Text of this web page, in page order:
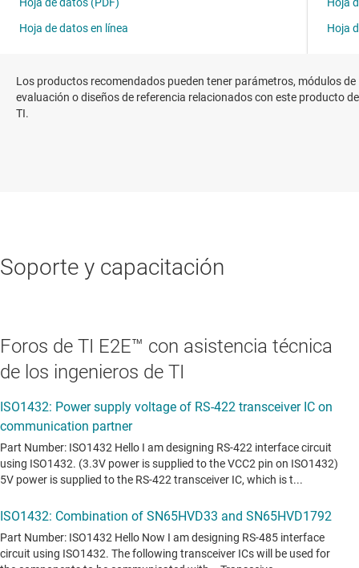
Los productos recomendados pueden tener parámetros, módulos de
evaluación o diseños de referencia relacionados con este producto de
TI.
Soporte y capacitación
Foros de TI E2E™ con asistencia técnica
de los ingenieros de TI